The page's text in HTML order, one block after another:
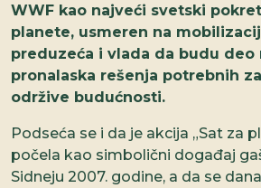
WWF kao najveći svetski
planete, usmeren na
preduzeća i vlada da budu deo
pronalaska rešenja potrebnih
održive budućnosti.
Podseća se i da je akcija „Sat za
počela kao simbolični događaj
Sidneju 2007. godine, a da se